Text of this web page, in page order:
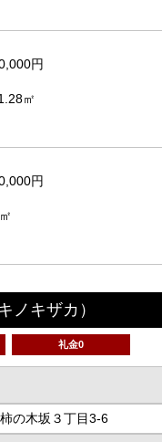
円
㎡
円
ノキザカ）
礼金0
の木坂３丁目3-6